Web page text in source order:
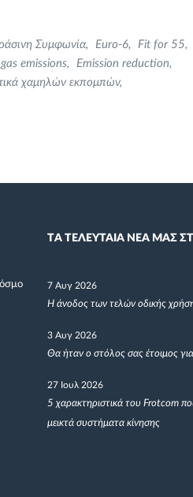
Συμφωνία Euro-6
Fit for 55
emissions
Emission reduction
χαμηλών εκπομπών
TΑ ΤΕΛΕΥΤΑΙΑ ΝΕΑ ΜΑΣ
7 Αυγ 2026
Η άνοδος των τελών οδικής
3 Αυγ 2026
Θα ήταν ο στόλος σας έτοιμος
27 Ιουλ 2026
5 χαρακτηριστικά του Frotcom
μεικτά συστήματα κίνησης